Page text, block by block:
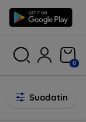
0
Suodatin